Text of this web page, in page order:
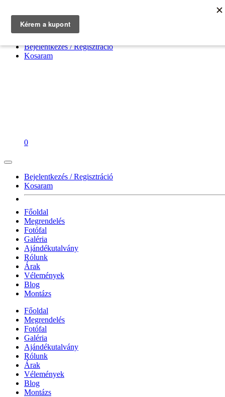
Neked nyomtatunk!
Bejelentkezés / Regisztráció
Kosaram
0
Bejelentkezés / Regisztráció
Kosaram
Főoldal
Megrendelés
Fotófal
Galéria
Ajándékutalvány
Rólunk
Árak
Vélemények
Blog
Montázs
Főoldal
Megrendelés
Fotófal
Galéria
Ajándékutalvány
Rólunk
Árak
Vélemények
Blog
Montázs